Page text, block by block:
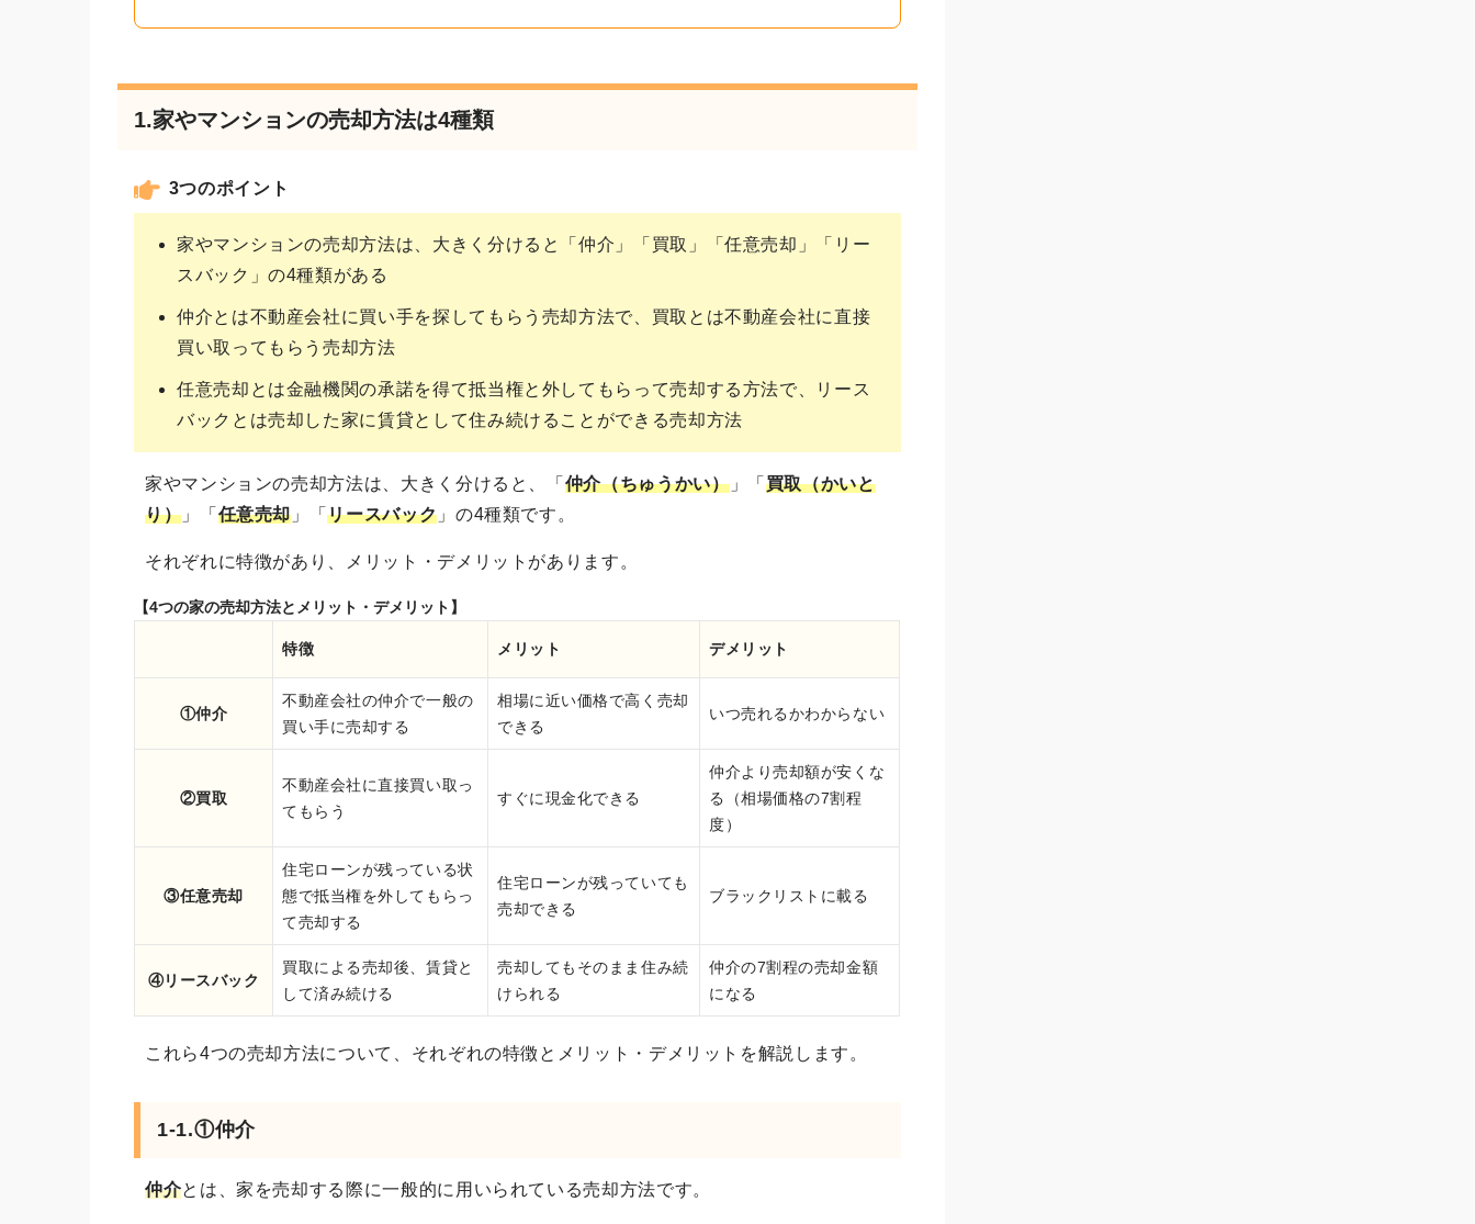
1.家やマンションの売却方法は4種類
3つのポイント
家やマンションの売却方法は、大きく分けると「仲介」「買取」「任意売却」「リー
スバック」の4種類がある
仲介とは不動産会社に買い手を探してもらう売却方法で、買取とは不動産会社に直接
買い取ってもらう売却方法
任意売却とは金融機関の承諾を得て抵当権と外してもらって売却する方法で、リース
バックとは売却した家に賃貸として住み続けることができる売却方法
家やマンションの売却方法は、大きく分けると、「 仲介（ちゅうかい）」「 買取（かいと
り） 」「 任意売却 」「リースバック 」の4種類です。
それぞれに特徴があり、メリット・デメリットがあります。
【4つの家の売却方法とメリット・デメリット】
特徴 メリット デメリット
①仲介
不動産会社の仲介で一般の
買い手に売却する
相場に近い価格で高く売却
できる
いつ売れるかわからない
②買取
不動産会社に直接買い取っ
てもらう
すぐに現金化できる
仲介より売却額が安くな
る（相場価格の7割程
度）
③任意売却
住宅ローンが残っている状
態で抵当権を外してもらっ
て売却する
住宅ローンが残っていても
売却できる
ブラックリストに載る
④リースバック
買取による売却後、賃貸と
して済み続ける
売却してもそのまま住み続
けられる
仲介の7割程の売却金額
になる
これら4つの売却方法について、それぞれの特徴とメリット・デメリットを解説します。
1-1.①仲介
仲介とは、家を売却する際に一般的に用いられている売却方法です。